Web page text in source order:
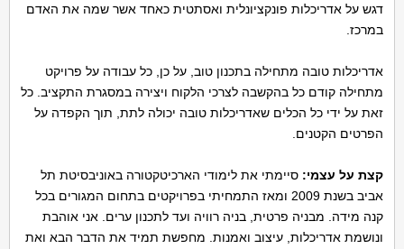
דגש על אדריכלות פונקציונלית ואסתטית כאחד אשר שמה את האדם
במרכז.
אדריכלות טובה מתחילה בתכנון טוב, על כן, כל עבודה על פרויקט
מתחילה קודם כל בהקשבה לצרכי הלקוח ויצירה במסגרת התקציב. כל
זאת על ידי כל הכלים שאדריכלות טובה יכולה לתת, תוך הקפדה על
הפרטים הקטנים.
קצת על עצמי: סיימתי את לימודי הארכיטקטורה באוניבסיטת תל
אביב בשנת 2009 ומאז התמחיתי בפרויקטים בתחום המגורים בכל
קנה מידה. מבניה פרטית, בניה רוויה ועד לתכנון ערים. אני אוהבת
ונושמת אדריכלות, עיצוב ואמנות. מחפשת תמיד את הדבר הבא ואת